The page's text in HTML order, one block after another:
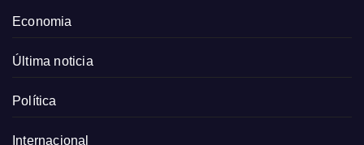
Economia
Última noticia
Política
Internacional